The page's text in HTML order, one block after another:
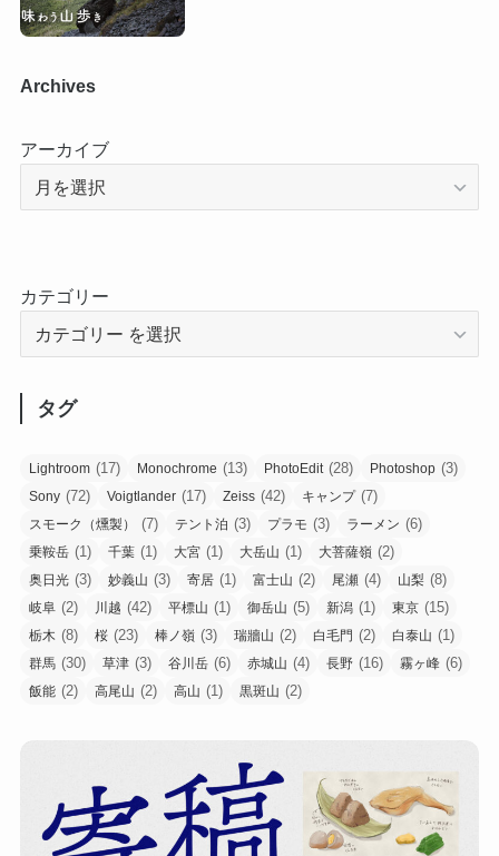
Archives
アーカイブ
カテゴリー
タグ
Lightroom (17) Monochrome (13) PhotoEdit(28) Photoshop (3)
Sony (72) Voigtlander (17) Zeiss (42) キャンプ(7)
スモーク（燻製） (7) テント泊 (3) プラモ (3) ラーメン (6)
乗鞍岳 (1) 千葉 (1) 大宮 (1) 大岳山 (1) 大菩薩嶺 (2)
奥日光 (3) 妙義山 (3) 寄居 (1) 富士山 (2) 尾瀬 (4) 山梨 (8)
岐阜 (2) 川越 (42) 平標山 (1) 御岳山 (5) 新潟 (1) 東京 (15)
栃木 (8) 桜 (23) 棒ノ嶺 (3) 瑞牆山 (2) 白毛門 (2) 白泰山 (1)
群馬 (30) 草津 (3) 谷川岳 (6) 赤城山 (4) 長野 (16) 霧ヶ峰 (6)
飯能 (2) 高尾山 (2) 高山 (1) 黒斑山 (2)